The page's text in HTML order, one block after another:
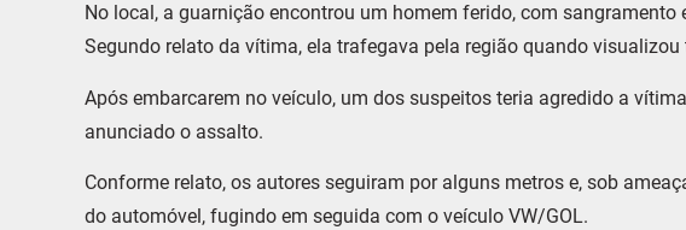
No local, a guarnição encontrou um homem ferido, com sangramento
Segundo relato da vítima, ela trafegava pela região quando
Após embarcarem no veículo, um dos suspeitos teria agredido a
anunciado o assalto.
Conforme relato, os autores seguiram por alguns metros e, sob
do automóvel, fugindo em seguida com o veículo VW/GOL.